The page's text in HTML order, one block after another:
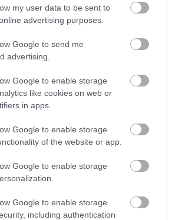
my user data to be sent to
advertising purposes.
Google to send me
advertising.
Google to enable storage
like cookies on web or
in apps.
Google to enable storage
of the website or app.
Google to enable storage
Google to enable storage
including authentication
ghimbir ras
zahăr, opțional